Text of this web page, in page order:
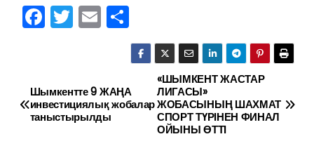
F
a
e
b
o
T
w
er
E
m
l
О
тп
р
а
в
Н
а
«ШЫМКЕНТ ЖАСТАР
ЛИГАСЫ»
ЖОБАСЫНЫҢ ШАХМАТ
СПОРТ ТҮРІНЕН ФИНАЛ
ОЙЫНЫ ӨТТІ
Шымкентте 9 ЖАҢА
инвестициялық жобалар
таныстырылды